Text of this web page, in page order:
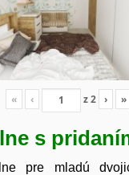
« ‹ z2 › »
s
pre mladú